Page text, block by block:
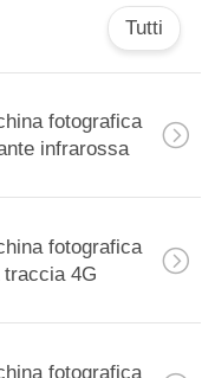
Tutti
fotografica
infrarossa
fotografica
traccia 4G
fotografica